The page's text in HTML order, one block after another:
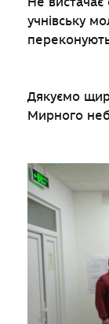
учнівську
Дякуємо
Мирного